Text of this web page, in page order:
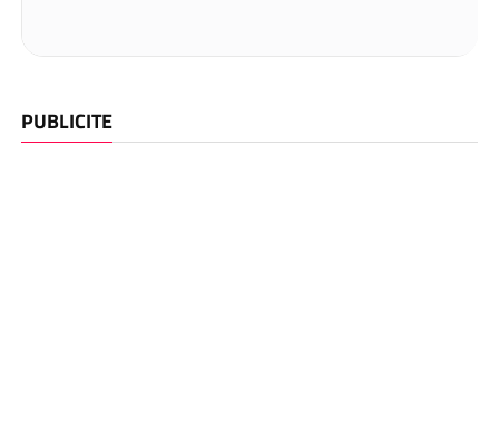
PUBLICITE